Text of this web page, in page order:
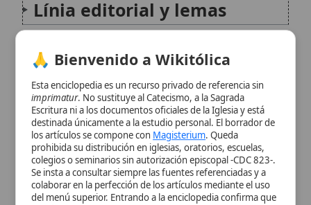
Organización actual
Influencia y relevancia
contemporánea
Conclusión
Citas y referencias
Modificado el 26 de octubre de 2025 •FideScore™ 6.80•Citar este
artículo
Escritura ni a los documentos oficiales de la Iglesia y está
destinada únicamente a la estudio personal. El borrador de
los artículos se compone conMagisterium. Queda
colegios o seminarios sin autorización episcopal -CDC 823-.
Se insta a consultar siempre las fuentes referenciadas y a
colaborar en la perfección de los artículos mediante el uso
del menú superior. Entrando a la enciclopedia confirma que
ha leído y acepta expresamente lapolítica de privacidady el
aviso legal
Aceptar y Entrar